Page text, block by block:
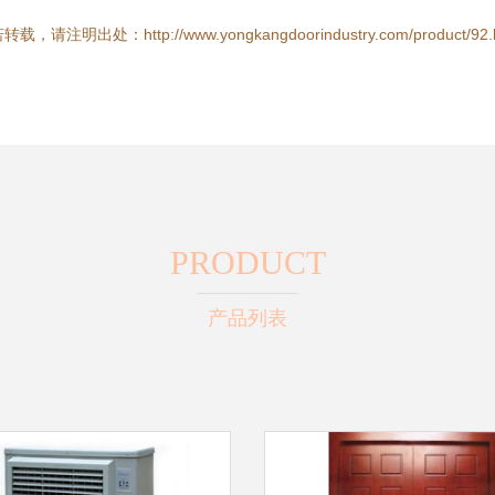
转载，请注明出处：http://www.yongkangdoorindustry.com/product/
PRODUCT
产品列表